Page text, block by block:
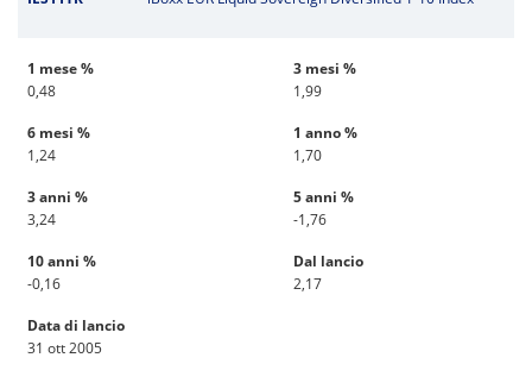
1 mese %
0,48
3 mesi %
1,99
6 mesi %
1,24
1 anno %
1,70
3 anni %
3,24
5 anni %
-1,76
10 anni %
-0,16
Dal lancio
2,17
Data di lancio
31 ott 2005